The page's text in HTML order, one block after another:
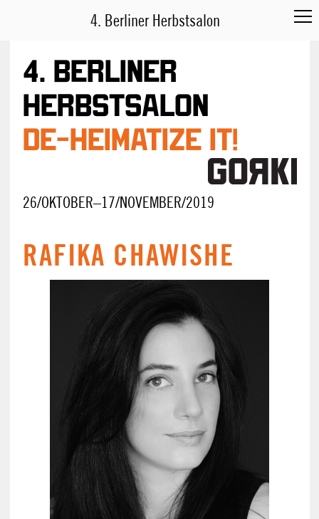
4. Berliner
Herbstsalon
DE-HEIMATIZE IT!
26/OKTOBER–17/NOVEMBER/2019
4. Berliner Herbstsalon
RAFIKA CHAWISHE